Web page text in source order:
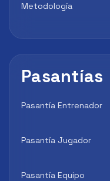
Metodología
Pasantías
Pasantía Entrenador
Pasantía Jugador
Pasantía Equipo